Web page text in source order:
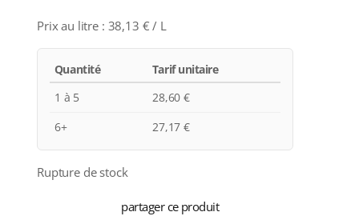
Prix au litre : 38,13 € / L
Quantité
Tarif unitaire
1 à 5
28,60€
6+
27,17€
Rupture de stock
partager ce produit